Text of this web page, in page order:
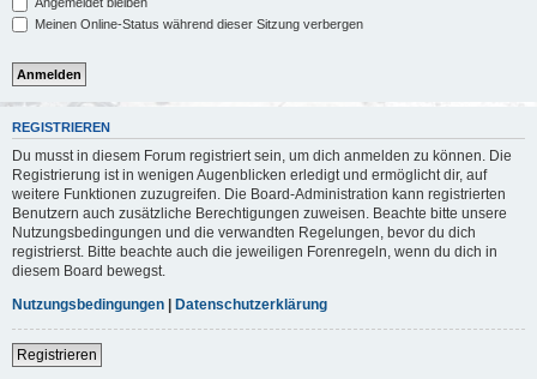
Meinen Online-Status während dieser Sitzung verbergen
REGISTRIEREN
Du musst in diesem Forum registriert sein, um dich anmelden zu können. Die
Registrierung ist in wenigen Augenblicken erledigt und ermöglicht dir, auf
weitere Funktionen zuzugreifen. Die Board-Administration kann registrierten
Benutzern auch zusätzliche Berechtigungen zuweisen. Beachte bitte unsere
Nutzungsbedingungen und die verwandten Regelungen, bevor du dich
registrierst. Bitte beachte auch die jeweiligen Forenregeln, wenn du dich in
diesem Board bewegst.
Nutzungsbedingungen | Datenschutzerklärung
Registrieren